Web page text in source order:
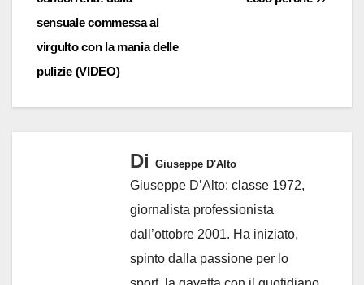
sensuale commessa al
virgulto con la mania delle
pulizie (VIDEO)
Di Giuseppe D'Alto
Giuseppe D’Alto: classe 1972,
giornalista professionista
dall’ottobre 2001. Ha iniziato,
spinto dalla passione per lo